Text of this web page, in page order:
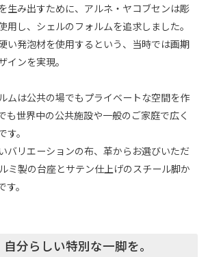
生み出すために、アルネ・ヤコブセンは彫
用し、シェルのフォルムを追求しました。
い発泡材を使用するという、当時では画期
インを実現。
ムは公共の場でもプライベートな空間を作
も世界中の公共施設や一般のご家庭で広く
。
バリエーションの布、革からお選びいただ
ミ製の台座とサテン仕上げのスチール脚か
。
分らしい特別な一脚を。